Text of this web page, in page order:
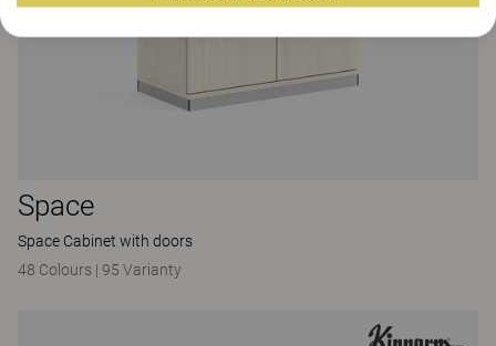
Space
Space Cabinet with doors
48 Colours | 95 Varianty